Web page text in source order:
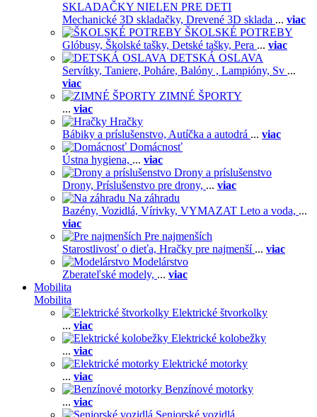
SKLADAČKY NIELEN PRE DETI
Mechanické 3D skladačky, Drevené 3D sklada ... viac
ŠKOLSKÉ POTREBY
Glóbusy, Školské tašky, Detské tašky, Pera ... viac
DETSKÁ OSLAVA
Servítky, Taniere, Poháre, Balóny , Lampióny, Sv ...
viac
ZIMNÉ ŠPORTY
... viac
Hračky
Bábiky a príslušenstvo, Autíčka a autodrá ... viac
Domácnosť
Ústna hygiena, ... viac
Drony a príslušenstvo
Drony, Príslušenstvo pre drony, ... viac
Na záhradu
Bazény, Vozidlá, Vírivky, VYMAZAT Leto a voda, ...
viac
Pre najmenších
Starostlivosť o dieťa, Hračky pre najmenší ... viac
Modelárstvo
Zberateľské modely, ... viac
Mobilita
Mobilita
Elektrické štvorkolky
... viac
Elektrické kolobežky
... viac
Elektrické motorky
... viac
Benzínové motorky
... viac
Seniorské vozidlá